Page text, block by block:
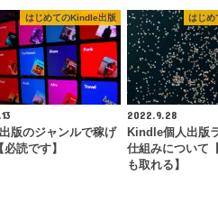
はじめてのKindle出版
版のジャンルで稼げ
読です】
はじ
2022.9.28
Kindle個人出版
仕組みについて
も取れる】